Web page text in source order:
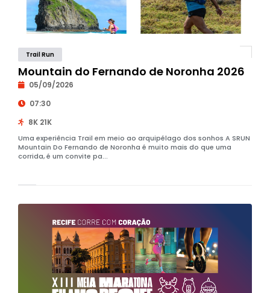
Trail Run
Mountain do Fernando de Noronha 2026
05/09/2026
07:30
8K 21K
Uma experiência Trail em meio ao arquipélago dos sonhos A SRUN
Mountain Do Fernando de Noronha é muito mais do que uma
corrida, é um convite pa...